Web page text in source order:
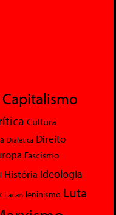
Capitalismo
Cultura
Dialética Direito
Fascismo
História Ideologia
Lacan leninismo Luta